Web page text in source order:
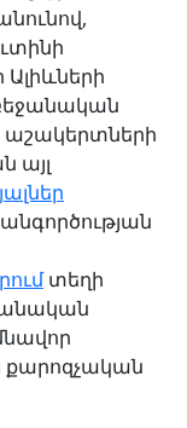
այլ
տեղի